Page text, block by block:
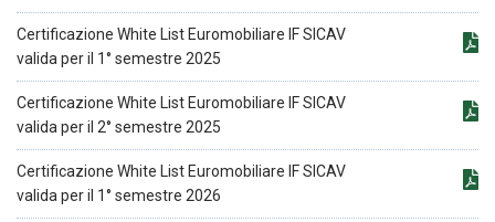
Certificazione White List Euromobiliare IF SICAV
valida per il 1° semestre 2025
Certificazione White List Euromobiliare IF SICAV
valida per il 2° semestre 2025
Certificazione White List Euromobiliare IF SICAV
valida per il 1° semestre 2026